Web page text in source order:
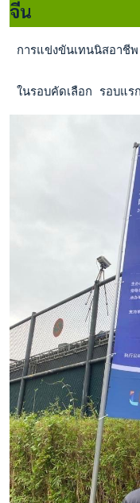
จีน
การแข่งขันเทนนิสอาชี
ในรอบคัดเลือก รอบแ